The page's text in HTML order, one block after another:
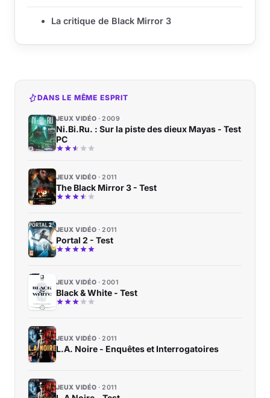
La critique de Black Mirror 3
DANS LE MÊME ESPRIT
JEUX VIDÉO 2009
Ni.Bi.Ru. : Sur la piste des dieux Mayas - Test
PC
JEUX VIDÉO 2011
The Black Mirror 3 - Test
JEUX VIDÉO 2011
Portal 2 - Test
JEUX VIDÉO 2001
Black & White - Test
JEUX VIDÉO 2011
L.A. Noire - Enquêtes et Interrogatoires
JEUX VIDÉO 2011